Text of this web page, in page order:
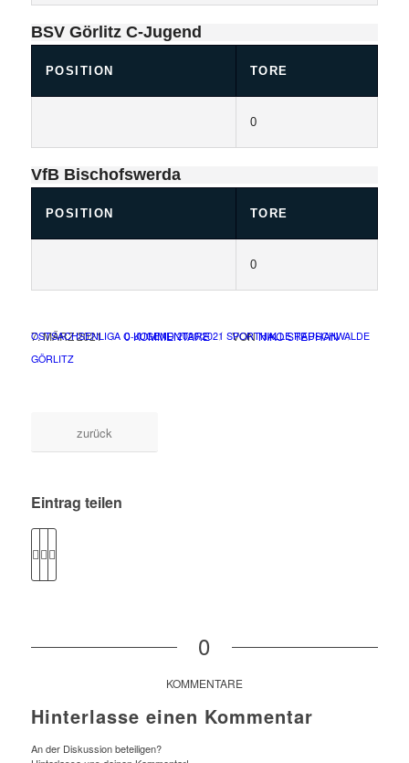
BSV Görlitz C-Jugend
POSITION TORE
0
VfB Bischofswerda
POSITION TORE
0
7. MÄRZ 2021 / 0 KOMMENTARE / VONNIKO STEPHAN /
OSTSACHSENLIGA C-JUGEND 2020/2021 SPORTHALLE RAUSCHWALDE
GÖRLITZ
zurück
Eintrag teilen
0
KOMMENTARE
Hinterlasse einen Kommentar
An der Diskussion beteiligen?